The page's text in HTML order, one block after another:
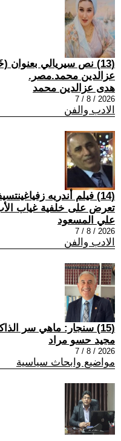
(13) نص سيريالي بعنوان
عزالدين محمد.مصر.
هدى عزالدين محمد
2026 / 8 / 7
الادب والفن
(14) فيلم أندريه
تعرض على خلفية غياب
علي المسعود
2026 / 8 / 7
الادب والفن
(15) سنجار: ماهي سر الذاكرة التي لا تُقفل ؟
مجيد حسو مراد
2026 / 8 / 7
مواضيع وابحاث سياسية